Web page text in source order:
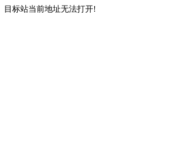
目标站当前地址无法打开!